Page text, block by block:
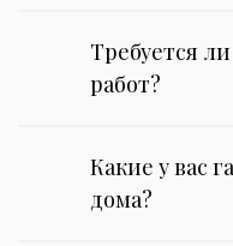
Требуется
работ?
Какие у вас
дома?